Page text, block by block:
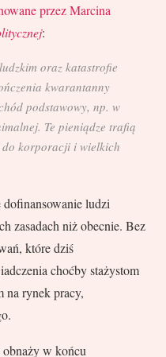
przez Marcina
:
oraz katastrofie
kwarantanny
podstawowy, np. w
Te pieniądze trafią
korporacji i wielkich
ludzi
zasadach niż obecnie. Bez
które dziś
choćby stażystom
na rynek pracy,
w końcu